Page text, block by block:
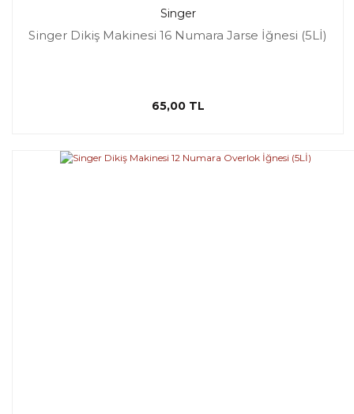
Singer
Singer Dikiş Makinesi 16 Numara Jarse İğnesi (5Lİ)
65,00 TL